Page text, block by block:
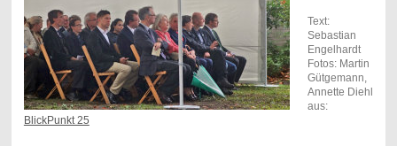
Text:
Sebastian
Engelhardt
Fotos: Martin
Gütgemann,
Annette Diehl
aus:
BlickPunkt 25